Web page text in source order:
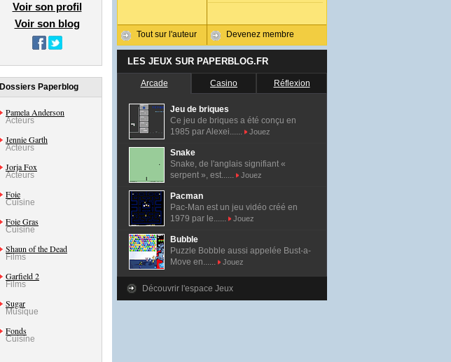
Voir son profil
Voir son blog
Dossiers Paperblog
Pamela Anderson
Acteurs
Jennie Garth
Acteurs
Jorja Fox
Acteurs
Foie
Cuisine
Foie Gras
Cuisine
Shaun of the Dead
Films
Garfield 2
Films
Sugar
Musique
Fonds
Cuisine
Tout sur l'auteur Devenez membre
LES JEUX SUR PAPERBLOG.FR
Arcade Casino Réflexion
Jeu de briques
Ce jeu de briques a été conçu en
1985 par Alexei......
Jouez
Snake
Snake, de l'anglais signifiant «
serpent », est......
Jouez
Pacman
Pac-Man est un jeu vidéo créé en
1979 par le......
Jouez
Bubble
Puzzle Bobble aussi appelée Bust-a-
Move en......
Jouez
Découvrir l'espace Jeux